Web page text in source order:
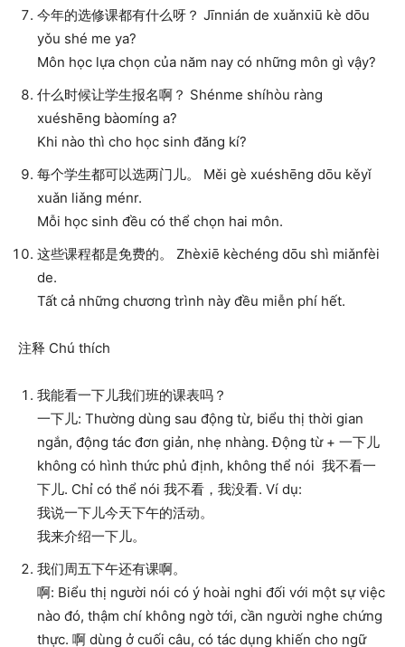
今年的选修课都有什么呀？ Jīnnián de xuǎnxiū kè dōu
yǒu shé me ya?
Môn học lựa chọn của năm nay có những môn gì vậy?
什么时候让学生报名啊？ Shénme shíhòu ràng
xuéshēng bàomíng a?
Khi nào thì cho học sinh đăng kí?
每个学生都可以选两门儿。 Měi gè xuéshēng dōu kěyǐ
xuǎn liǎng ménr.
Mỗi học sinh đều có thể chọn hai môn.
这些课程都是免费的。 Zhèxiē kèchéng dōu shì miǎnfèi
de.
Tất cả những chương trình này đều miễn phí hết.
注释 Chú thích
我能看一下儿我们班的课表吗？
一下儿: Thường dùng sau động từ, biểu thị thời gian
ngắn, động tác đơn giản, nhẹ nhàng. Động từ + 一下儿
không có hình thức phủ định, không thể nói 我不看一
下儿. Chỉ có thể nói 我不看，我没看. Ví dụ:
我说一下儿今天下午的活动。
我来介绍一下儿。
我们周五下午还有课啊。
啊: Biểu thị người nói có ý hoài nghi đối với một sự việc
nào đó, thậm chí không ngờ tới, cần người nghe chứng
thực. 啊 dùng ở cuối câu, có tác dụng khiến cho ngữ